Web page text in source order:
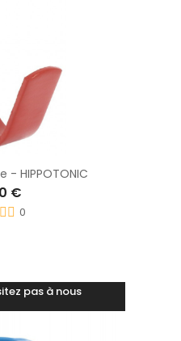
HIPPOTONIC
€
0
pas à nous